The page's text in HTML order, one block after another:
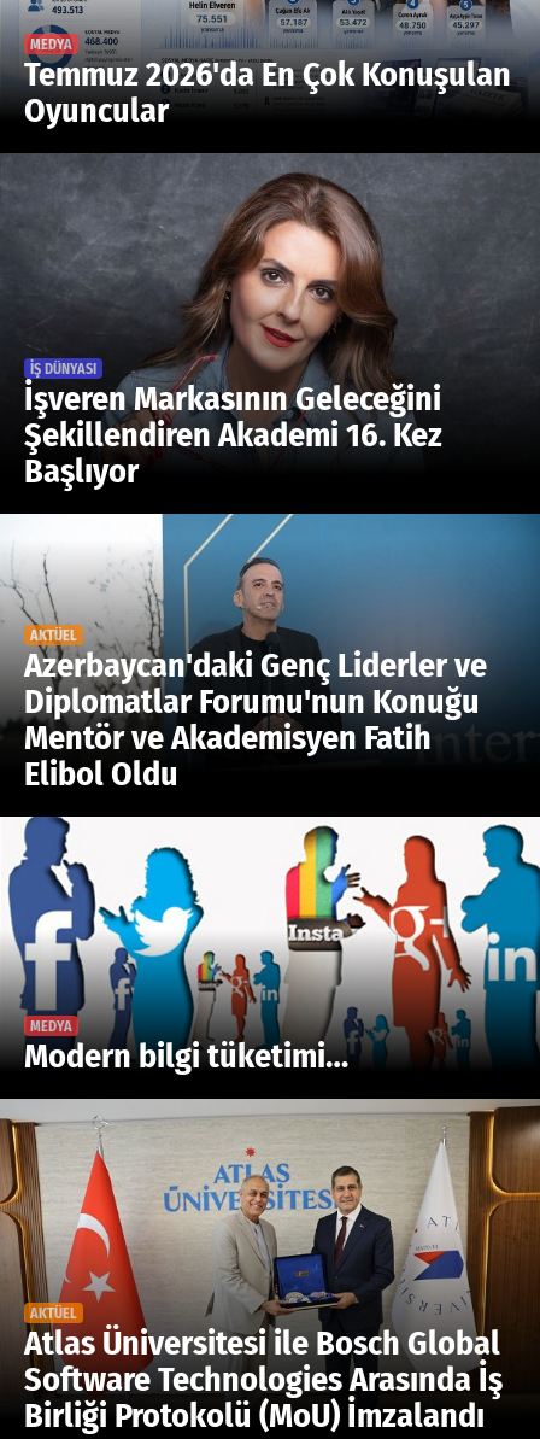
Facebook
Diziler
Karikatür
Youtube
Polemik
Reklam
Künye
SOSYAL MEDYA
Facebook
Twitter
Google Plus
© 2026 TÜM HAKLARI SAKLIDIR
MEDYA
Temmuz 2026'da En Çok Konuşulan
Oyuncular
İŞ DÜNYASI
İşveren Markasının Geleceğini
Şekillendiren Akademi 16. Kez
Başlıyor
AKTÜEL
Azerbaycan'daki Genç Liderler ve
Diplomatlar Forumu'nun Konuğu
Mentör ve Akademisyen Fatih
Elibol Oldu
MEDYA
Modern bilgi tüketimi…
AKTÜEL
Atlas Üniversitesi ile Bosch Global
Software Technologies Arasında İş
Birliği Protokolü (MoU) İmzalandı